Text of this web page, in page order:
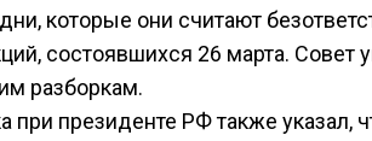
которые они считают
состоявшихся 26 марта. Совет
разборкам.
при президенте РФ также указал,